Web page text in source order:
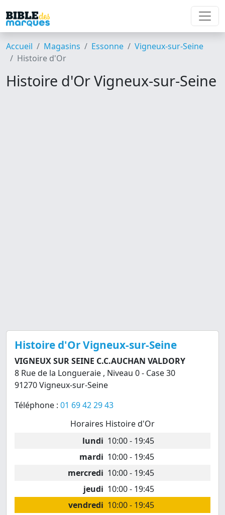
Accueil Magasins Essonne
Vigneux-sur-Seine
Histoire d'Or
Histoire d'Or Vigneux-sur-Seine
Histoire d'Or Vigneux-sur-Seine
VIGNEUX SUR SEINE C.C.AUCHAN VALDORY
8 Rue de la Longueraie , Niveau 0 - Case 30
91270 Vigneux-sur-Seine
Téléphone : 01 69 42 29 43
Horaires Histoire d'Or
lundi 10:00 - 19:45
mardi 10:00 - 19:45
mercredi 10:00 - 19:45
jeudi 10:00 - 19:45
vendredi 10:00 - 19:45